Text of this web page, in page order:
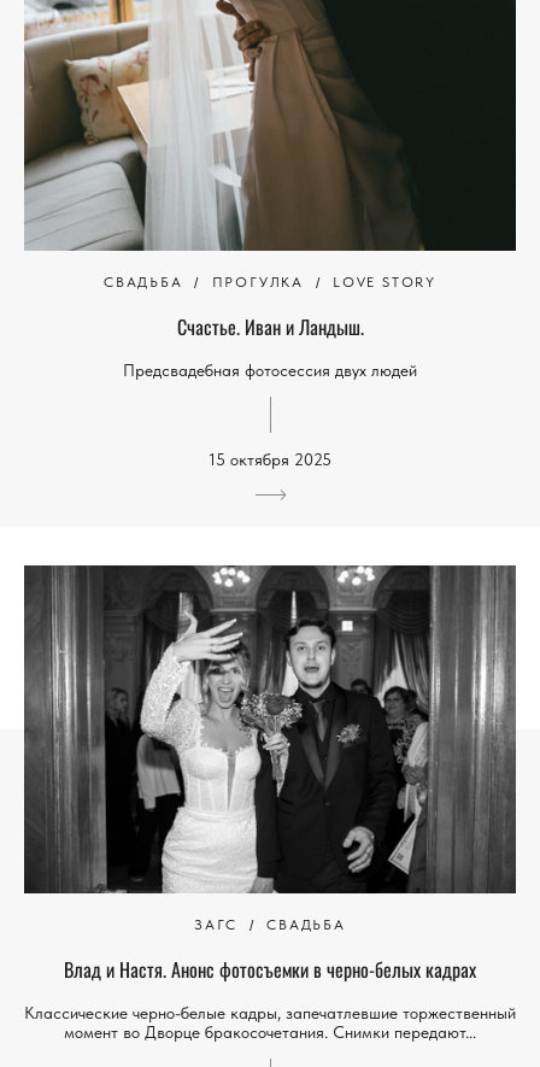
СВАДЬБА ПРОГУЛКА LOVE STORY
Счастье. Иван и Ландыш.
Предсвадебная фотосессия двух людей
15 октября 2025
ЗАГС СВАДЬБА
Влад и Настя. Анонс фотосъемки в черно-белых кадрах
Классические черно-белые кадры, запечатлевшие торжественный
момент во Дворце бракосочетания. Снимки передают...